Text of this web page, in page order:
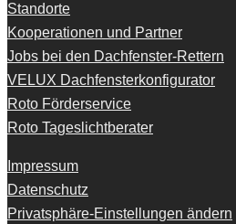
Standorte
Kooperationen und Partner
Jobs bei den Dachfenster-Rettern
VELUX Dachfensterkonfigurator
Roto Förderservice
Roto Tageslichtberater
Impressum
Datenschutz
Privatsphäre-Einstellungen ändern